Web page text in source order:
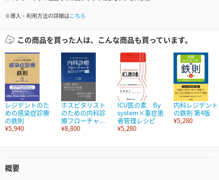
※導入・利用方法の詳細はこちら
この商品を買った人は、こんな商品も買っています。
レジデントのた
めの感染症診療
の鉄則
¥5,940
ホスピタリスト
のための内科診
療フローチャ...
¥8,800
ICU医の素 By
system×重症患
者管理レシピ
¥5,280
内科レジデント
の鉄則 第4版
¥5,280
概要